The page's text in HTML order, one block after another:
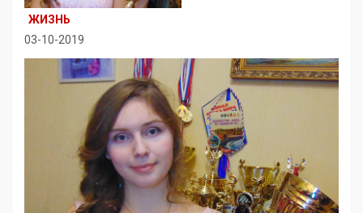
ЖИЗНЬ
03-10-2019